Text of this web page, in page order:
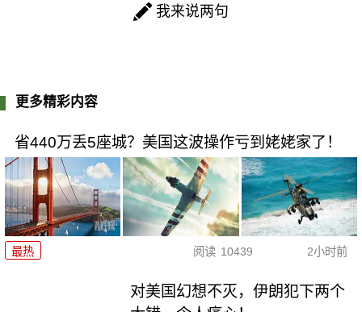
我来说两句
更多精彩内容
省440万丢5座城？美国这波操作亏到姥姥家了！
最热 阅读 10439 2小时前
对美国幻想不灭，伊朗犯下两个